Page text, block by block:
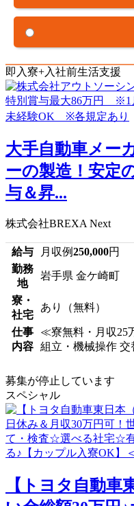
即入寮+入社前生活支援
大手自動車メー
ーの製造！安定
与＆昇...
株式会社BREXA Next
給与 月収例250,000円
勤務
地
岩手県 金ケ崎町
寮・
社宅
あり（無料）
仕事
内容
≪寮無料・月収25
組立・機械操作 交
募集が停止しています
スペシャル
【トヨタ自動車